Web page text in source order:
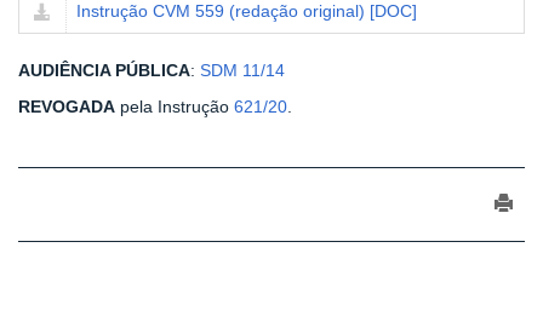
Instrução CVM 559 (redação original) [DOC]
AUDIÊNCIA PÚBLICA: SDM 11/14
REVOGADA pela Instrução 621/20